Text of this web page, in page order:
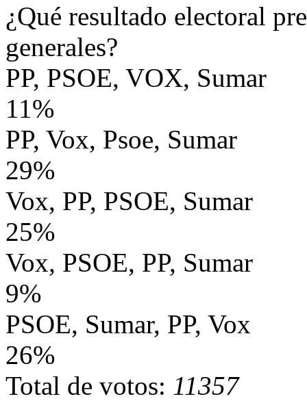
¿Qué resultado electoral
generales?
PP, PSOE, VOX, Sumar
11%
PP, Vox, Psoe, Sumar
29%
Vox, PP, PSOE, Sumar
25%
Vox, PSOE, PP, Sumar
9%
PSOE, Sumar, PP, Vox
26%
Total de votos: 11357